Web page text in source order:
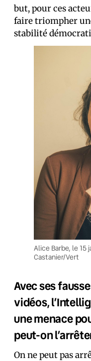
but, pour ces
faire triompher
stabilité
Alice Barbe, le 15
Castanier/Vert
Avec ses
vidéos,
une menace
peut-on
On ne peut pas